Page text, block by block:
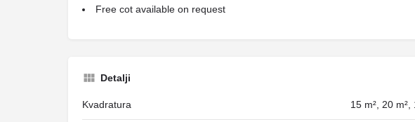
Free cot available on request
Detalji
Kvadratura 15 m², 20 m²,